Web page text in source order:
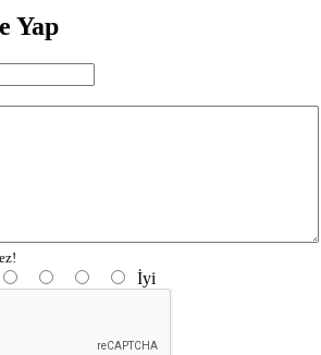
Yap
İyi